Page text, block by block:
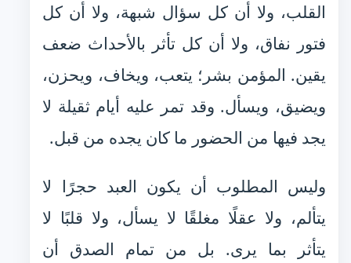
القلب، ولا أن كل سؤال شبهة، ولا أن كل
فتور نفاق، ولا أن كل تأثر بالأحداث ضعف
يقين. المؤمن بشر؛ يتعب، ويخاف، ويحزن،
ويضيق، ويسأل. وقد تمر عليه أيام ثقيلة لا
يجد فيها من الحضور ما كان يجده من قبل.
وليس المطلوب أن يكون العبد حجرًا لا
يتألم، ولا عقلًا مغلقًا لا يسأل، ولا قلبًا لا
يتأثر بما يرى. بل من تمام الصدق أن